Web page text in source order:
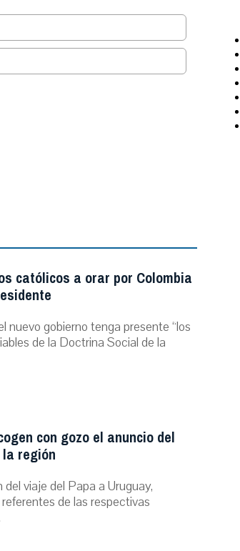
católicos a orar por Colombia
nuevo gobierno tenga presente “los
de la Doctrina Social de la
con gozo el anuncio del
región
viaje del Papa a Uruguay,
de las respectivas